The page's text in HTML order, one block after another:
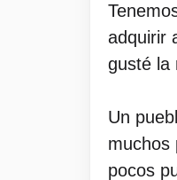
adquirir
gusté la
Un
muchos
pocos